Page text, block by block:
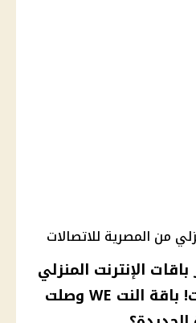
من المصرية للاتصالات
باقات الإنترنت المنزلي
من المصرية للاتصالات! باقة النت WE وصلت